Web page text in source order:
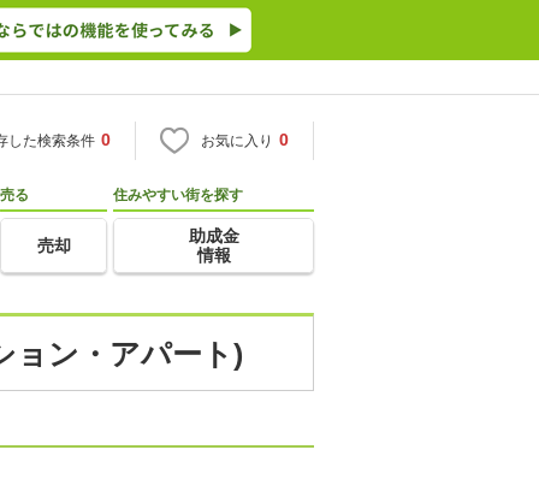
した検索条件 0 お気に入り 0
売る
売却
住みやすい街を探す
助成金
情報
ョン・アパート)